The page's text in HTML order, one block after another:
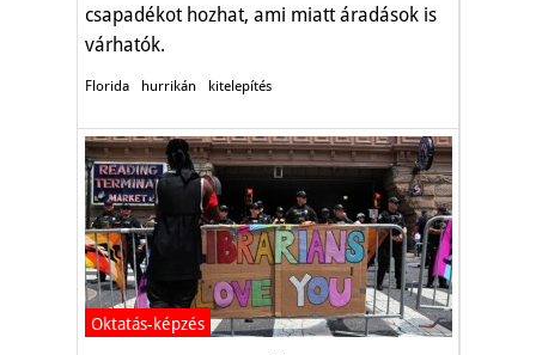
csapadékot hozhat, ami miatt áradások is
várhatók.
Florida hurrikán kitelepítés
Oktatás-képzés